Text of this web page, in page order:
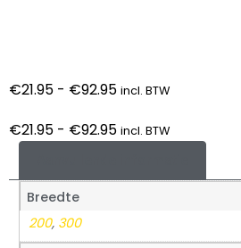
€21.95 - €92.95 incl. BTW
€21.95 - €92.95 incl. BTW
Breedte
200, 300